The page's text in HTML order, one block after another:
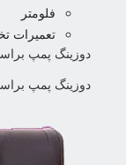
فلومتر
تعمیرات
دوزینگ پمپ
دوزینگ پمپ